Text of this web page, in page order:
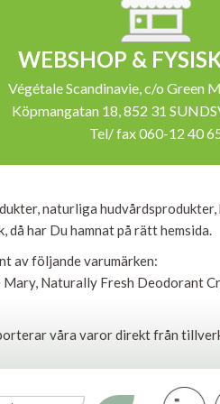
WEBSHOP &
Végétale Scandinavie, c/o Green
Köpmangatan 18, 852 31
Tel/ fax 060-12 40
naturliga hudvårdsprodukter,
har Du hamnat på rätt hemsida.
av följande varumärken:
Naturally Fresh Deodorant
våra varor direkt från